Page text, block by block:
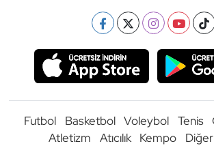
Futbol Basketbol Voleybol Tenis
Atletizm
Atıcılık Kempo